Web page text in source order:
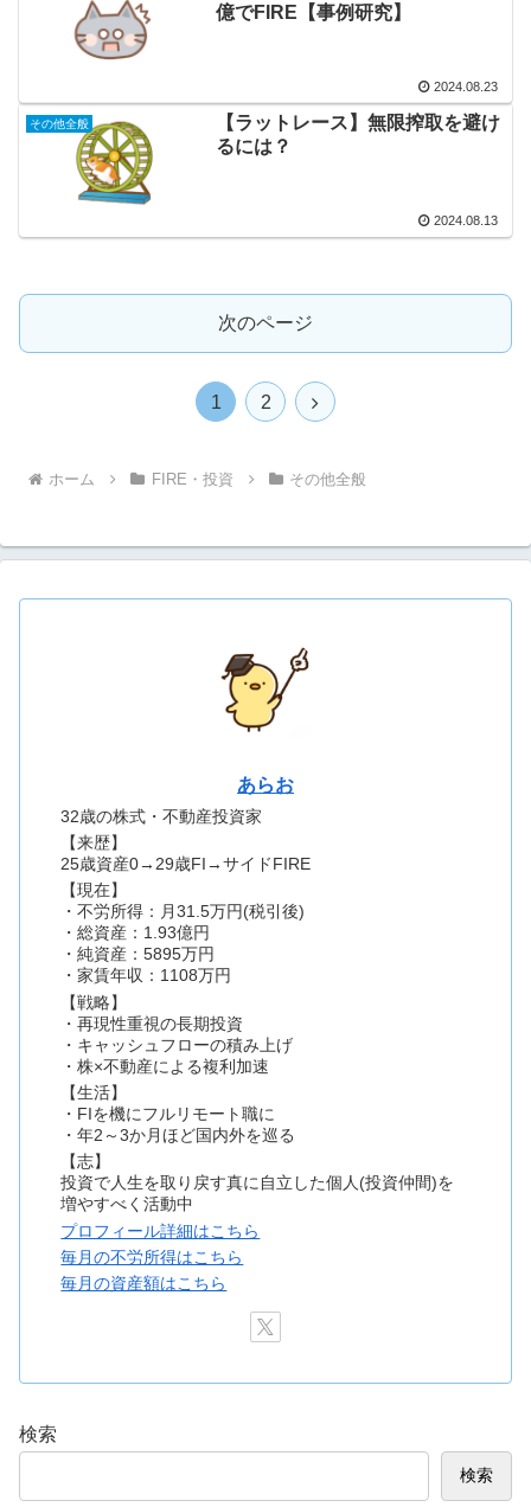
億でFIRE【事例研究】
2024.08.23
その他全般
【ラットレース】無限搾取を避け
るには？
2024.08.13
次のページ
1 2
次
ホーム FIRE・投資 その他全般
あらお
32歳の株式・不動産投資家
【来歴】
25歳資産0→29歳FI→サイドFIRE
【現在】
・不労所得：月31.5万円(税引後)
・総資産：1.93億円
・純資産：5895万円
・家賃年収：1108万円
【戦略】
・再現性重視の長期投資
・キャッシュフローの積み上げ
・株×不動産による複利加速
【生活】
・FIを機にフルリモート職に
・年2～3か月ほど国内外を巡る
【志】
投資で人生を取り戻す真に自立した個人(投資仲間)を
増やすべく活動中
プロフィール詳細はこちら
毎月の不労所得はこちら
毎月の資産額はこちら
検索
検索